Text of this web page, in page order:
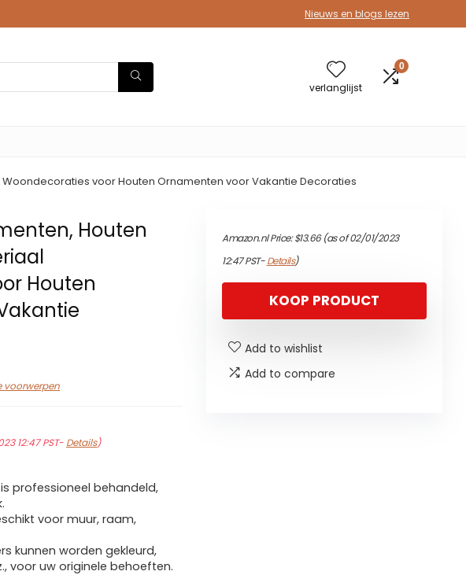
Nieuws en blogs lezen
verlanglijst
0
Woondecoraties voor Houten Ornamenten voor Vakantie Decoraties
Houten
Houten
voorwerpen
12:47 PST- Details)
professioneel behandeld,
voor muur, raam,
kunnen worden gekleurd,
voor uw originele behoeften.
Amazon.nl Price:$13.66(as of 02/01/2023
12:47 PST-Details)
KOOP PRODUCT
Add to wishlist
Add to compare